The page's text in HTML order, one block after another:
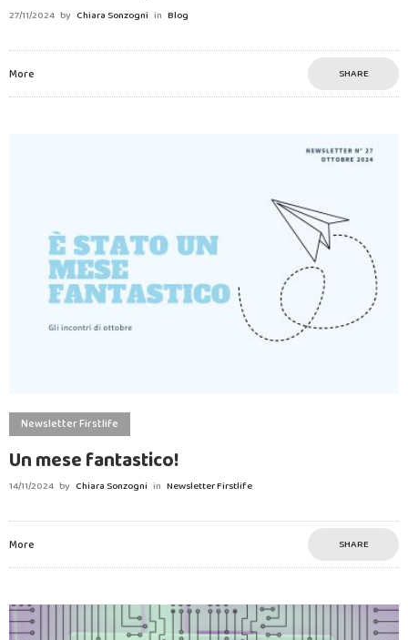
27/11/2024 by Chiara Sonzogni in Blog
More SHARE
Newsletter Firstlife
Un mese fantastico!
14/11/2024 by Chiara Sonzogni in Newsletter Firstlife
More SHARE